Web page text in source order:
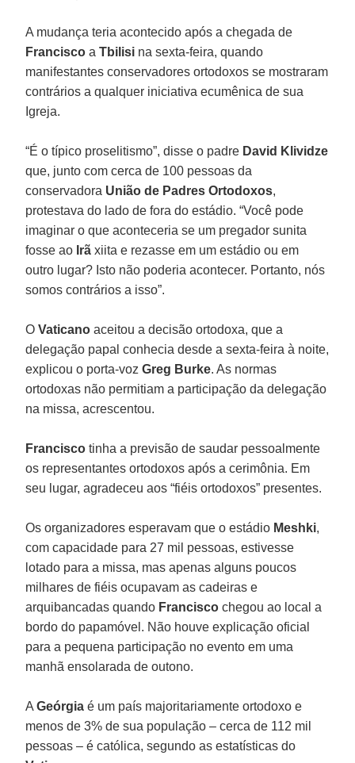
A mudança teria acontecido após a chegada de
Francisco aTbilisi na sexta-feira, quando
manifestantes conservadores ortodoxos se mostraram
contrários a qualquer iniciativa ecumênica de sua
Igreja.
“É o típico proselitismo”, disse o padre David Klividze
que, junto com cerca de 100 pessoas da
conservadora União de Padres Ortodoxos,
protestava do lado de fora do estádio. “Você pode
imaginar o que aconteceria se um pregador sunita
fosse ao Irã xiita e rezasse em um estádio ou em
outro lugar? Isto não poderia acontecer. Portanto, nós
somos contrários a isso”.
OVaticano aceitou a decisão ortodoxa, que a
delegação papal conhecia desde a sexta-feira à noite,
explicou o porta-vozGreg Burke. As normas
ortodoxas não permitiam a participação da delegação
na missa, acrescentou.
Francisco tinha a previsão de saudar pessoalmente
os representantes ortodoxos após a cerimônia. Em
seu lugar, agradeceu aos “fiéis ortodoxos” presentes.
Os organizadores esperavam que o estádio Meshki,
com capacidade para 27 mil pessoas, estivesse
lotado para a missa, mas apenas alguns poucos
milhares de fiéis ocupavam as cadeiras e
arquibancadas quando Francisco chegou ao local a
bordo do papamóvel. Não houve explicação oficial
para a pequena participação no evento em uma
manhã ensolarada de outono.
AGeórgia é um país majoritariamente ortodoxo e
menos de 3% de sua população – cerca de 112 mil
pessoas – é católica, segundo as estatísticas do